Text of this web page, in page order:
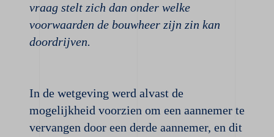
vraag stelt zich dan onder welke
voorwaarden de bouwheer zijn zin kan
doordrijven.
In de wetgeving werd alvast de
mogelijkheid voorzien om een aannemer te
vervangen door een derde aannemer, en dit